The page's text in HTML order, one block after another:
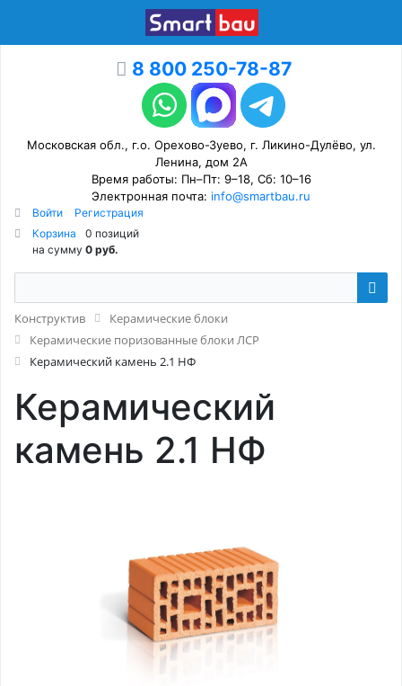
8 800 250-78-87
Московская обл., г.о. Орехово-Зуево, г. Ликино-Дулёво, ул.
Ленина, дом 2А
Время работы: Пн–Пт: 9–18, Сб: 10–16
Электронная почта: info@smartbau.ru
Войти
Регистрация
Корзина
0 позиций
на сумму 0 руб.
Конструктив
Керамические блоки
Керамические поризованные блоки ЛСР
Керамический камень 2.1 НФ
Керамический
камень 2.1 НФ